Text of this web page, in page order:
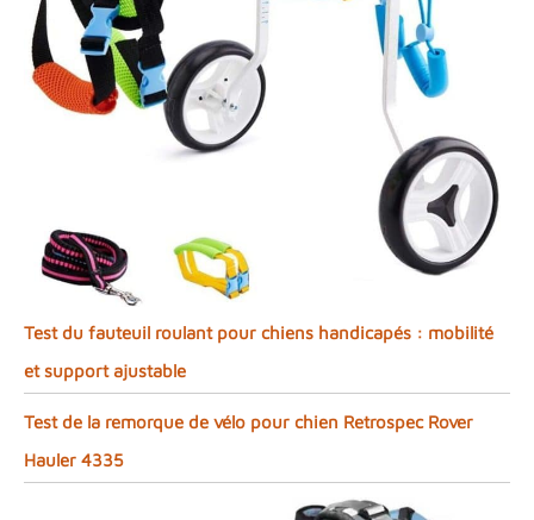
Test du fauteuil roulant pour chiens handicapés : mobilité
et support ajustable
Test de la remorque de vélo pour chien Retrospec Rover
Hauler 4335